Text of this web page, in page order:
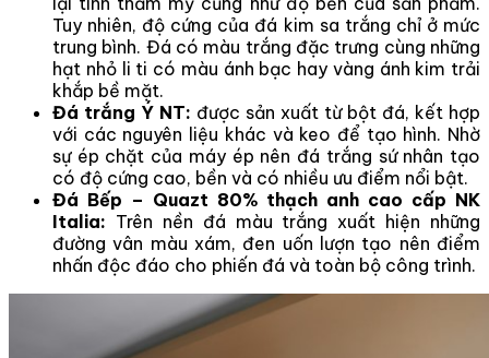
Tuy nhiên, độ cứng của đá kim sa trắng chỉ ở mức
trung bình. Đá có màu trắng đặc trưng cùng những
hạt nhỏ li ti có màu ánh bạc hay vàng ánh kim trải
khắp bề mặt.
Đá trắng Ý NT: được sản xuất từ bột đá, kết hợp
với các nguyên liệu khác và keo để tạo hình. Nhờ
sự ép chặt của máy ép nên đá trắng sứ nhân tạo
có độ cứng cao, bền và có nhiều ưu điểm nổi bật.
Đá Bếp – Quazt 80% thạch anh cao cấp NK
Italia: Trên nền đá màu trắng xuất hiện những
đường vân màu xám, đen uốn lượn tạo nên điểm
nhấn độc đáo cho phiến đá và toàn bộ công trình.